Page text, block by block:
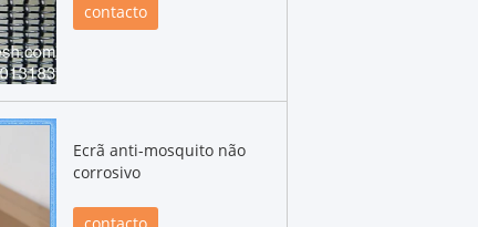
contacto
Ecrã anti-mosquito não
corrosivo